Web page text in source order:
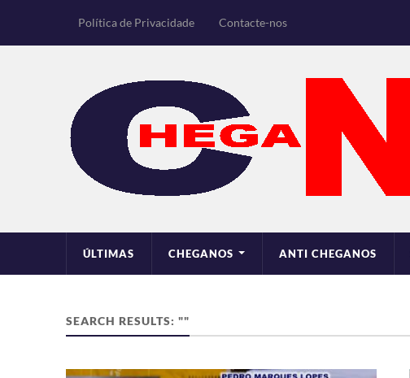
Política de Privacidade Contacte-nos
ÚLTIMAS CHEGANOS ANTI CHEGANOS
SEARCH RESULTS: ""